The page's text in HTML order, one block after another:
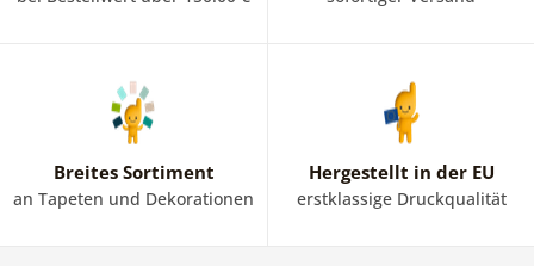
Breites Sortiment
an Tapeten und Dekorationen
Hergestellt in der EU
erstklassige Druckqualität